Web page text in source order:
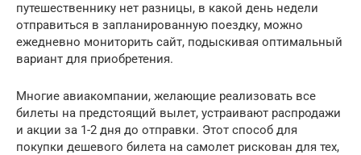
путешественнику нет разницы, в какой день недели
отправиться в запланированную поездку, можно
ежедневно мониторить сайт, подыскивая оптимальный
вариант для приобретения.
Многие авиакомпании, желающие реализовать все
билеты на предстоящий вылет, устраивают распродажи
и акции за 1-2 дня до отправки. Этот способ для
покупки дешевого билета на самолет рискован для тех,